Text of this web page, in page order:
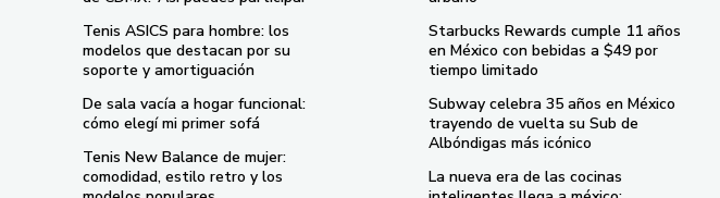
Tenis ASICS para hombre: los
modelos que destacan por su
soporte y amortiguación
De sala vacía a hogar funcional:
cómo elegí mi primer sofá
Tenis New Balance de mujer:
comodidad, estilo retro y los
Starbucks Rewards cumple 11 años
en México con bebidas a $49 por
tiempo limitado
Subway celebra 35 años en México
trayendo de vuelta su Sub de
Albóndigas más icónico
La nueva era de las cocinas